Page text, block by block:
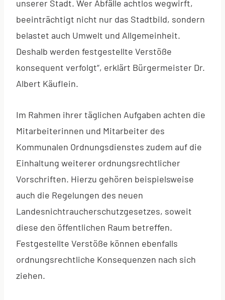
unserer Stadt. Wer Abfälle achtlos wegwirft,
beeinträchtigt nicht nur das Stadtbild, sondern
belastet auch Umwelt und Allgemeinheit.
Deshalb werden festgestellte Verstöße
konsequent verfolgt“, erklärt Bürgermeister Dr.
Albert Käuflein.
Im Rahmen ihrer täglichen Aufgaben achten die
Mitarbeiterinnen und Mitarbeiter des
Kommunalen Ordnungsdienstes zudem auf die
Einhaltung weiterer ordnungsrechtlicher
Vorschriften. Hierzu gehören beispielsweise
auch die Regelungen des neuen
Landesnichtraucherschutzgesetzes, soweit
diese den öffentlichen Raum betreffen.
Festgestellte Verstöße können ebenfalls
ordnungsrechtliche Konsequenzen nach sich
ziehen.